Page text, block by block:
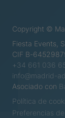
Copyright ©
Fiesta Events,
CIF B-
+34 661 036
info@madrid-
Asociado con
Política de
Preferencias